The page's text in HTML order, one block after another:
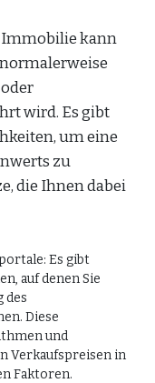
Immobilie kann
wird. Es gibt
um eine
zu
die Ihnen dabei
Es gibt
auf denen Sie
des
Diese
und
Verkaufspreisen in
Faktoren.